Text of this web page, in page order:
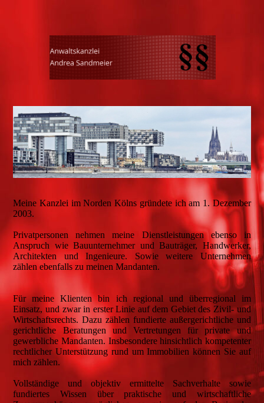
Meine Kanzlei im Norden Kölns gründete ich am 1. Dezember
2003.
Privatpersonen nehmen meine Dienstleistungen ebenso in
Anspruch wie Bauunternehmer und Bauträger, Handwerker,
Architekten und Ingenieure. Sowie weitere Unternehmen
zählen ebenfalls zu meinen Mandanten.
Für meine Klienten bin ich regional und überregional im
Einsatz, und zwar in erster Linie auf dem Gebiet des Zivil- und
Wirtschaftsrechts. Dazu zählen fundierte außergerichtliche und
gerichtliche Beratungen und Vertretungen für private und
gewerbliche Mandanten. Insbesondere hinsichtlich kompetenter
rechtlicher Unterstützung rund um Immobilien können Sie auf
mich zählen.
Vollständige und objektiv ermittelte Sachverhalte sowie
fundiertes Wissen über praktische und wirtschaftliche